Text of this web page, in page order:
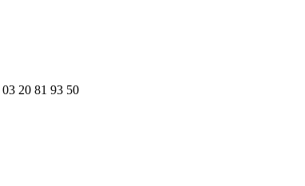
03 20 81 93 50